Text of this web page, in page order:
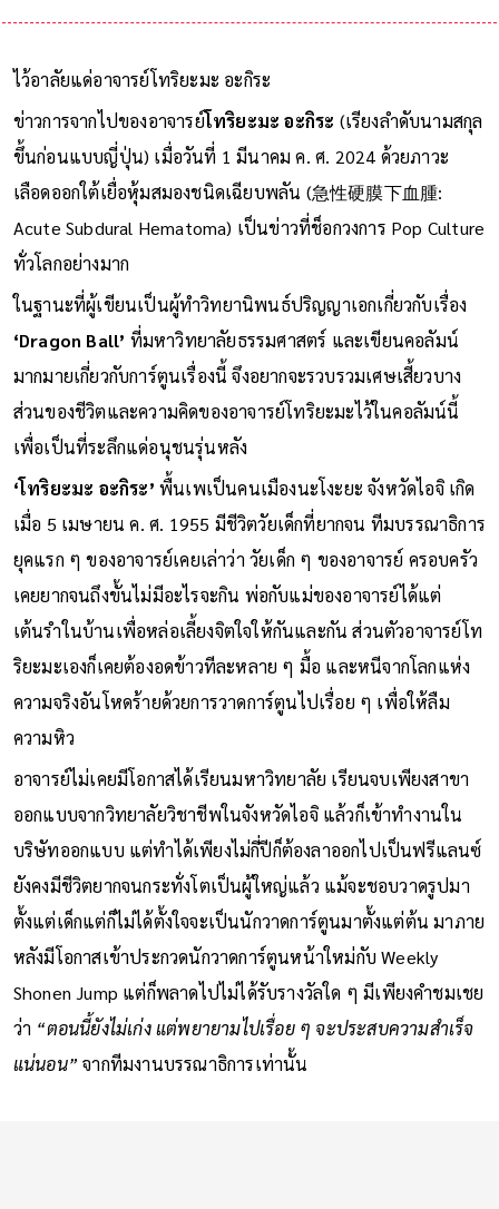
ไว้อาลัยแด่อาจารย์โทริยะมะ อะกิระ
ข่าวการจากไปของอาจารย์โทริยะมะ อะกิระ (เรียงลำดับนามสกุล
ขึ้นก่อนแบบญี่ปุ่น) เมื่อวันที่ 1 มีนาคม ค. ศ. 2024 ด้วยภาวะ
เลือดออกใต้เยื่อหุ้มสมองชนิดเฉียบพลัน (急性硬膜下血腫:
Acute Subdural Hematoma) เป็นข่าวที่ช็อกวงการ Pop Culture
ทั่วโลกอย่างมาก
ในฐานะที่ผู้เขียนเป็นผู้ทำวิทยานิพนธ์ปริญญาเอกเกี่ยวกับเรื่อง
‘Dragon Ball’ที่มหาวิทยาลัยธรรมศาสตร์ และเขียนคอลัมน์
มากมายเกี่ยวกับการ์ตูนเรื่องนี้ จึงอยากจะรวบรวมเศษเสี้ยวบาง
ส่วนของชีวิตและความคิดของอาจารย์โทริยะมะไว้ในคอลัมน์นี้
เพื่อเป็นที่ระลึกแด่อนุชนรุ่นหลัง
‘โทริยะมะ อะกิระ’พื้นเพเป็นคนเมืองนะโงะยะ จังหวัดไอจิ เกิด
เมื่อ 5 เมษายน ค. ศ. 1955 มีชีวิตวัยเด็กที่ยากจน ทีมบรรณาธิการ
ยุคแรก ๆ ของอาจารย์เคยเล่าว่า วัยเด็ก ๆ ของอาจารย์ ครอบครัว
เคยยากจนถึงขั้นไม่มีอะไรจะกิน พ่อกับแม่ของอาจารย์ได้แต่
เต้นรำในบ้านเพื่อหล่อเลี้ยงจิตใจให้กันและกัน ส่วนตัวอาจารย์โท
ริยะมะเองก็เคยต้องอดข้าวทีละหลาย ๆ มื้อ และหนีจากโลกแห่ง
ความจริงอันโหดร้ายด้วยการวาดการ์ตูนไปเรื่อย ๆ เพื่อให้ลืม
ความหิว
อาจารย์ไม่เคยมีโอกาสได้เรียนมหาวิทยาลัย เรียนจบเพียงสาขา
ออกแบบจากวิทยาลัยวิชาชีพในจังหวัดไอจิ แล้วก็เข้าทำงานใน
บริษัทออกแบบ แต่ทำได้เพียงไม่กี่ปีก็ต้องลาออกไปเป็นฟรีแลนซ์
ยังคงมีชีวิตยากจนกระทั่งโตเป็นผู้ใหญ่แล้ว แม้จะชอบวาดรูปมา
ตั้งแต่เด็กแต่ก็ไม่ได้ตั้งใจจะเป็นนักวาดการ์ตูนมาตั้งแต่ต้น มาภาย
หลังมีโอกาสเข้าประกวดนักวาดการ์ตูนหน้าใหม่กับ Weekly
Shonen Jump แต่ก็พลาดไปไม่ได้รับรางวัลใด ๆ มีเพียงคำชมเชย
ว่า“ตอนนี้ยังไม่เก่ง แต่พยายามไปเรื่อย ๆ จะประสบความสำเร็จ